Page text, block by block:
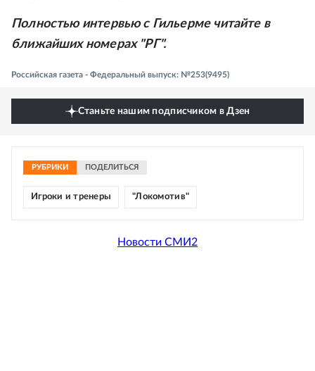
Полностью интервью с Гильерме читайте в
ближайших номерах "РГ".
Российская газета - Федеральный выпуск: №253(9495)
Станьте нашим подписчиком в Дзен
РУБРИКИ ПОДЕЛИТЬСЯ
Игроки и тренеры "Локомотив"
Новости СМИ2